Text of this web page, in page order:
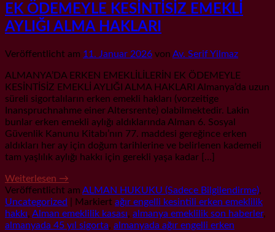
EK ÖDEMEYLE KESİNTİSİZ EMEKLİ
AYLIĞI ALMA HAKLARI
Veröffentlicht am 11. Januar 2026 von Av. Serif Yilmaz
ALMANYA’DA ERKEN EMEKLİLİLERİN EK ÖDEMEYLE
KESİNTİSİZ EMEKLİ AYLIĞI ALMA HAKLARI Almanya’da uzun
süreli sigortalıların erken emekli hakları (vorzeitige
Inanspruchnahme einer Altersrente) olabilmektedir. Lakin
bunlar erken emekli aylığı aldıklarında Alman 6. Sosyal
Güvenlik Kanunu Kitabı’nın 77. maddesi gereğince erken
aldıkları her ay için doğum tarihlerine ve belirlenen kademeli
tam yaşlılık aylığı hakkı için gerekli yaşa kadar […]
Weiterlesen →
Veröffentlicht am ALMAN HUKUKU (Sadece Bilgilendirme),
Uncategorized
Markiert ağır engelli kesintili erken emeklilik
hakkı, Alman emeklilik kasası, almanya emeklilik son haberler,
almanyada 45 yıl sigorta, almanyada ağır engelli erken